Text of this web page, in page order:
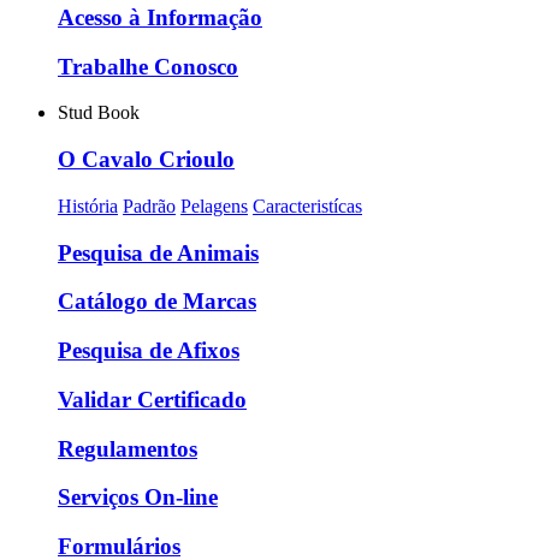
Acesso à Informação
Trabalhe Conosco
Stud Book
O Cavalo Crioulo
História Padrão Pelagens Caracteristícas
Pesquisa de Animais
Catálogo de Marcas
Pesquisa de Afixos
Validar Certificado
Regulamentos
Serviços On-line
Formulários